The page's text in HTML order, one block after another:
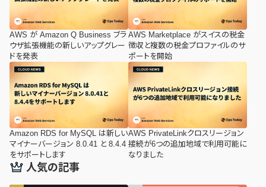
AWS が Amazon Q Business ブラ
ウザ拡張機能の新しいアップグレー
ドを発表
AWS Marketplace がスイスの税金
徴収と複数の税金プロファイルのサ
ポートを開始
Amazon RDS for MySQL は新しい
マイナーバージョン 8.0.41 と 8.4.4
をサポートします
AWS PrivateLinkクロスリージョン
接続が6つの追加地域で利用可能に
なりました
人気の記事